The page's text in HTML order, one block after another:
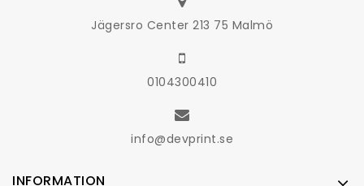
Jägersro Center 213 75 Malmö
0104300410
info@devprint.se
INFORMATION